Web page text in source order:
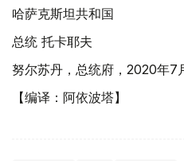
哈萨克斯坦共和国
总统 托卡耶夫
努尔苏丹，总统府，2020年7
【编译：阿依波塔】